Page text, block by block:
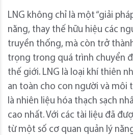
LNG không chỉ là một “giải
năng, thay thế hữu hiệu các
truyền thống, mà còn trở
trọng trong quá trình chuyển
thế giới. LNG là loại khí thiên
an toàn cho con người và môi
là nhiên liệu hóa thạch sạch
cao nhất. Với các tài liệu đã
từ một số cơ quan quản lý